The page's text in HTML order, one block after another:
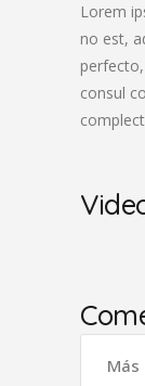
Lorem
no est,
consul
Más